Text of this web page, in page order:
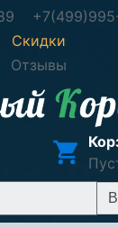
Скидки
Отзывы